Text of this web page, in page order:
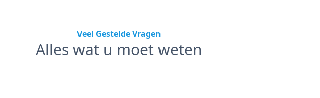
Veel Gestelde Vragen
Alles wat u moet weten